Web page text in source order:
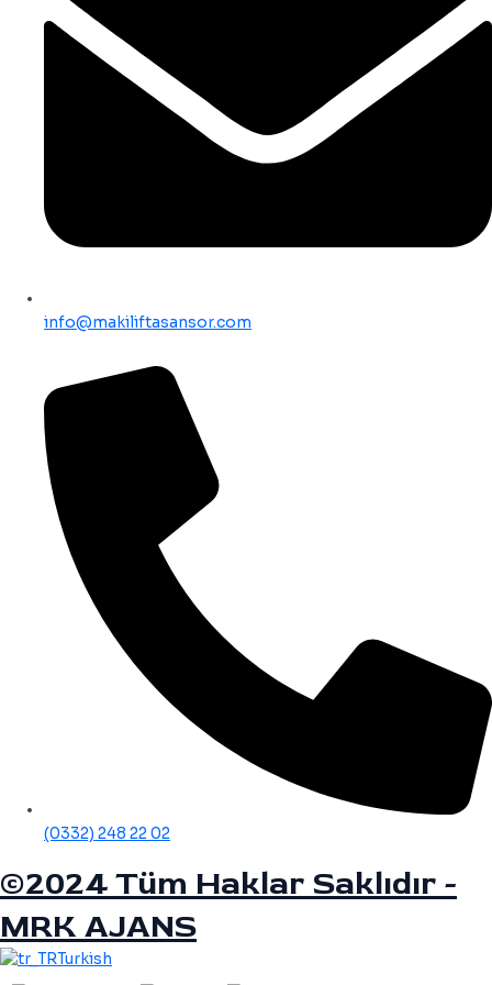
info@makiliftasansor.com
(0332) 248 22 02
©2024 Tüm Haklar Saklıdır -
MRK AJANS
Turkish